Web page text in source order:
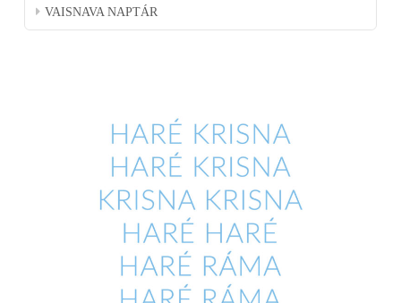
VAISNAVA NAPTÁR